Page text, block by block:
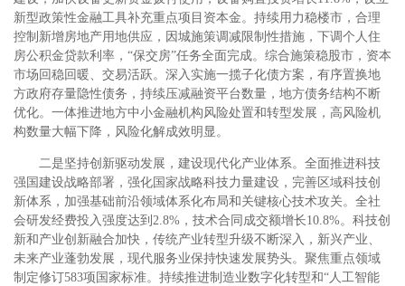
新型政策性金融工具补充重点项目资本金。持续用力稳楼市，合理
控制新增房地产用地供应，因城施策调减限制性措施，下调个人住
房公积金贷款利率，“保交房”任务全面完成。综合施策稳股市，资本
市场回稳回暖、交易活跃。深入实施一揽子化债方案，有序置换地
方政府存量隐性债务，持续压减融资平台数量，地方债务结构不断
优化。一体推进地方中小金融机构风险处置和转型发展，高风险机
构数量大幅下降，风险化解成效明显。
二是坚持创新驱动发展，建设现代化产业体系。全面推进科技
强国建设战略部署，强化国家战略科技力量建设，完善区域科技创
新体系，加强基础前沿领域体系化布局和关键核心技术攻关。全社
会研发经费投入强度达到2.8%，技术合同成交额增长10.8%。科技创
新和产业创新融合加快，传统产业转型升级不断深入，新兴产业、
未来产业蓬勃发展，现代服务业保持快速发展势头。聚焦重点领域
制定修订583项国家标准。持续推进制造业数字化转型和“人工智能